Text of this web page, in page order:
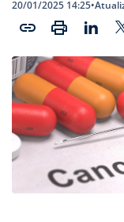
20/01/2025 14:25•